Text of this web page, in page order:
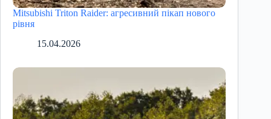
Mitsubishi Triton Raider: агресивний пікап нового
рівня
15.04.2026